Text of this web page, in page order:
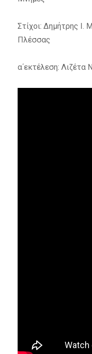
Στίχοι: Δημήτρης
Πλέσσας
α΄εκτέλεση: Λιζέτα